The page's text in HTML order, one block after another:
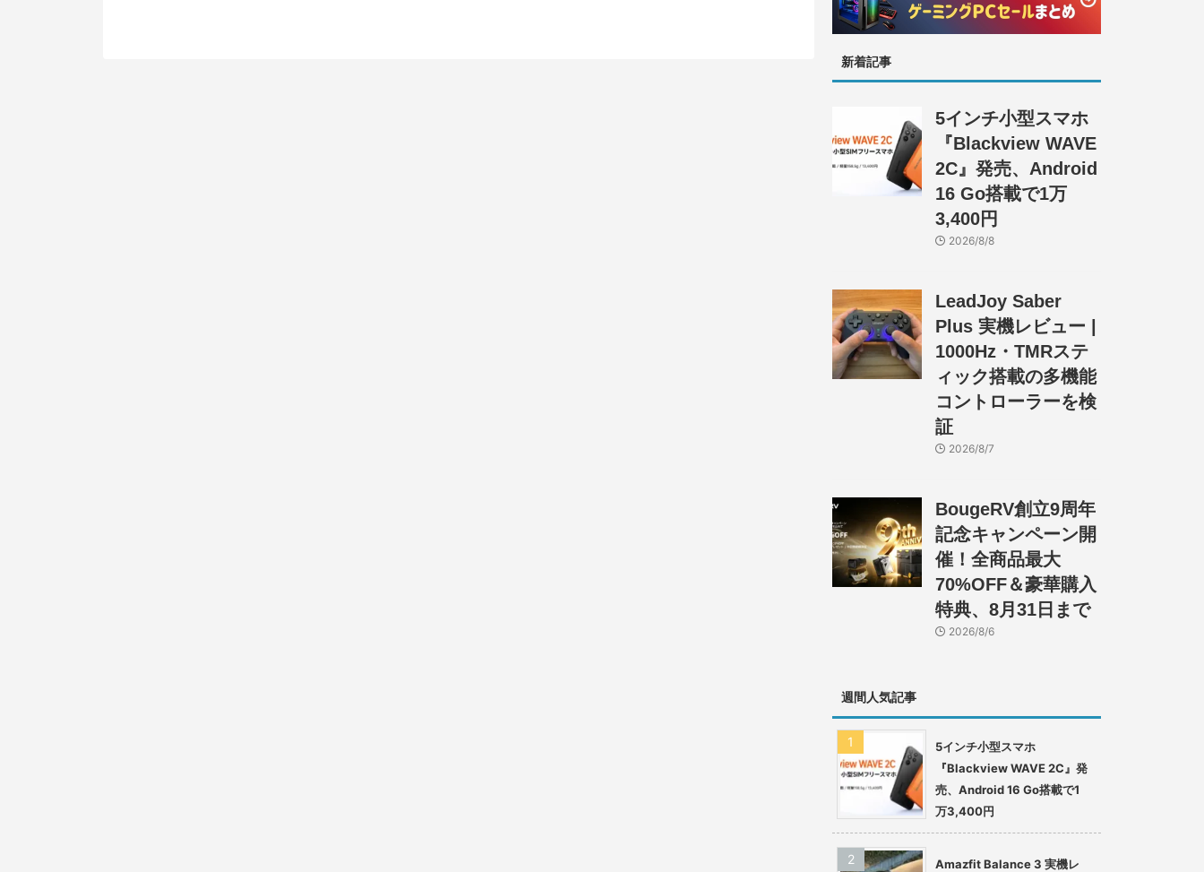
まとめ
新着記事
5インチ小型スマホ
『Blackview WAVE
2C』発売、Android
16 Go搭載で1万
3,400円
2026/8/8
LeadJoy Saber
Plus 実機レビュー |
1000Hz・TMRステ
ィック搭載の多機能
コントローラーを検
証
2026/8/7
BougeRV創立9周年
記念キャンペーン開
催！全商品最大
70%OFF＆豪華購入
特典、8月31日まで
2026/8/6
週間人気記事
5インチ小型スマホ
『Blackview WAVE 2C』発
売、Android 16 Go搭載で1
万3,400円
Amazfit Balance 3 実機レ